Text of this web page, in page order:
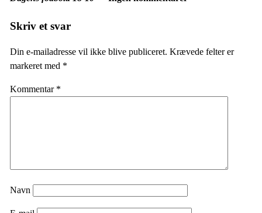
Skriv et svar
Din e-mailadresse vil ikke blive publiceret. Krævede felter er
markeret med *
Kommentar *
Navn